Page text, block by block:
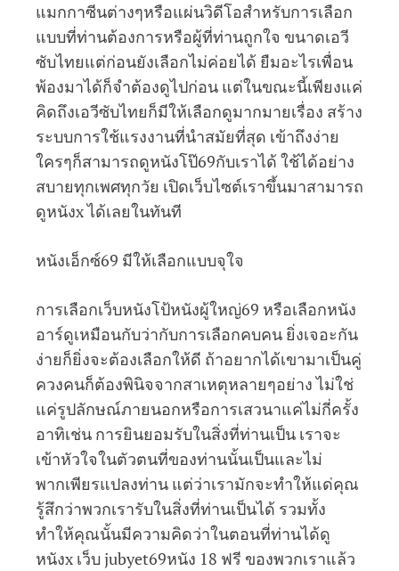
แมกกาซีนต่างๆหรือแผ่นวิดีโอสำหรับการเลือก
แบบที่ท่านต้องการหรือผู้ที่ท่านถูกใจ ขนาดเอวี
ซับไทยแต่ก่อนยังเลือกไม่ค่อยได้ ยืมอะไรเพื่อน
พ้องมาได้ก็จำต้องดูไปก่อน แต่ในขณะนี้เพียงแค่
คิดถึงเอวีซับไทยก็มีให้เลือกดูมากมายเรื่อง สร้าง
ระบบการใช้แรงงานที่นำสมัยที่สุด เข้าถึงง่าย
ใครๆก็สามารถดูหนังโป๊69กับเราได้ ใช้ได้อย่าง
สบายทุกเพศทุกวัย เปิดเว็บไซต์เราขึ้นมาสามารถ
ดูหนังx ได้เลยในทันที
หนังเอ็กซ์69 มีให้เลือกแบบจุใจ
การเลือกเว็บหนังโป้หนังผู้ใหญ่69 หรือเลือกหนัง
อาร์ดูเหมือนกับว่ากับการเลือกคบคน ยิ่งเจอะกัน
ง่ายก็ยิ่งจะต้องเลือกให้ดี ถ้าอยากได้เขามาเป็นคู่
ควงคนก็ต้องพินิจจากสาเหตุหลายๆอย่าง ไม่ใช่
แค่รูปลักษณ์ภายนอกหรือการเสวนาแค่ไม่กี่ครั้ง
อาทิเช่น การยินยอมรับในสิ่งที่ท่านเป็น เราจะ
เข้าหัวใจในตัวตนที่ของท่านนั้นเป็นและไม่
พากเพียรแปลงท่าน แต่ว่าเรามักจะทำให้แด่คุณ
รู้สึกว่าพวกเรารับในสิ่งที่ท่านเป็นได้ รวมทั้ง
ทำให้คุณนั้นมีความคิดว่าในตอนที่ท่านได้ดู
หนังx เว็บ jubyet69หนัง 18 ฟรี ของพวกเราแล้ว